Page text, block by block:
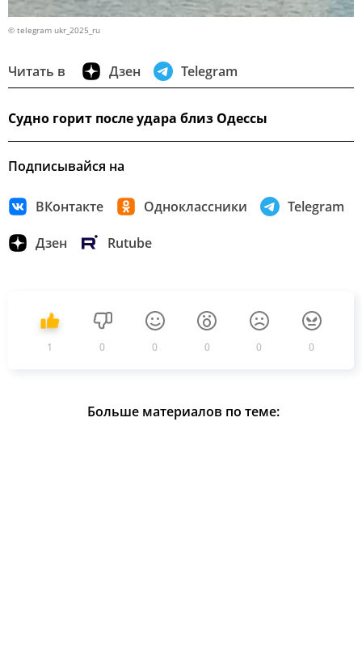
© telegram ukr_2025_ru
Читать в Дзен Telegram
Судно горит после удара близ Одессы
Подписывайся на
ВКонтакте Одноклассники Telegram
Дзен Rutube
1 0 0 0 0 0
Больше материалов по теме: